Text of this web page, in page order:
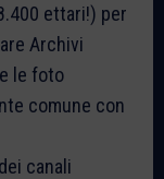
ettari!) per
Archivi
le foto
comune con
canali